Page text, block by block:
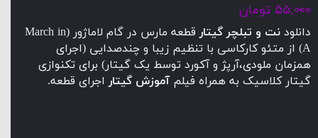
۵۵,۰۰۰ تومان
دانلود نت و تبلچر گیتار
قطعه مارس در گام لاماژور (March in
A) از متئو کارکاسی با تنظیم زیبا و چندصدایی (اجرای
همزمان ملودی،آرپژ و آکورد توسط یک گیتار) برای تکنوازی
گیتار کلاسیک به همراه فیلم آموزش گیتار اجرای قطعه.